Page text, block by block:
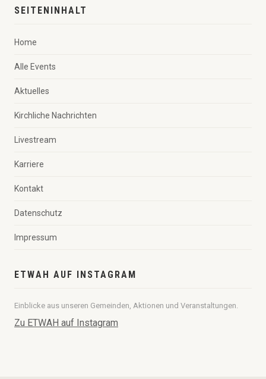
SEITENINHALT
Home
Alle Events
Aktuelles
Kirchliche Nachrichten
Livestream
Karriere
Kontakt
Datenschutz
Impressum
ETWAH AUF INSTAGRAM
Einblicke aus unseren Gemeinden, Aktionen und Veranstaltungen.
Zu ETWAH auf Instagram